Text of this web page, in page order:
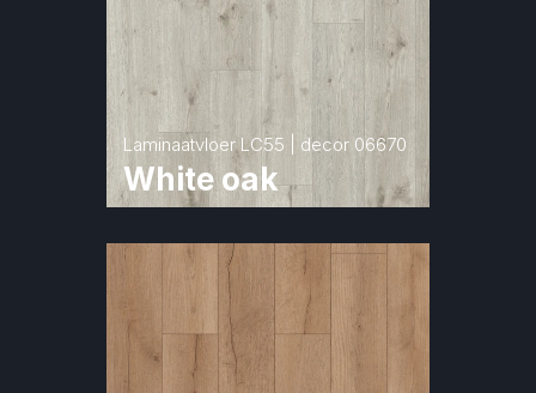
Laminaatvloer LC55 | decor 06670
White oak